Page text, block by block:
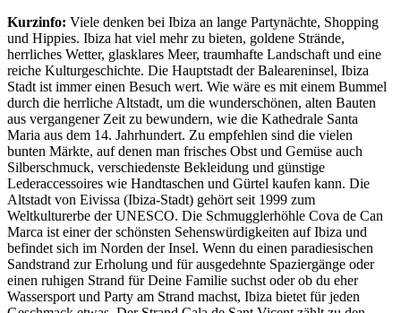
Kurzinfo: Viele denken bei Ibiza an lange Partynächte, Shopping
und Hippies. Ibiza hat viel mehr zu bieten, goldene Strände,
herrliches Wetter, glasklares Meer, traumhafte Landschaft und eine
reiche Kulturgeschichte. Die Hauptstadt der Baleareninsel, Ibiza
Stadt ist immer einen Besuch wert. Wie wäre es mit einem Bummel
durch die herrliche Altstadt, um die wunderschönen, alten Bauten
aus vergangener Zeit zu bewundern, wie die Kathedrale Santa
Maria aus dem 14. Jahrhundert. Zu empfehlen sind die vielen
bunten Märkte, auf denen man frisches Obst und Gemüse auch
Silberschmuck, verschiedenste Bekleidung und günstige
Lederaccessoires wie Handtaschen und Gürtel kaufen kann. Die
Altstadt von Eivissa (Ibiza-Stadt) gehört seit 1999 zum
Weltkulturerbe der UNESCO. Die Schmugglerhöhle Cova de Can
Marca ist einer der schönsten Sehenswürdigkeiten auf Ibiza und
befindet sich im Norden der Insel. Wenn du einen paradiesischen
Sandstrand zur Erholung und für ausgedehnte Spaziergänge oder
einen ruhigen Strand für Deine Familie suchst oder ob du eher
Wassersport und Party am Strand machst, Ibiza bietet für jeden